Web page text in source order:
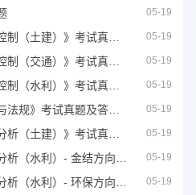
05-19
05-19
05-19
05-19
05-19
05-19
05-19
05-19